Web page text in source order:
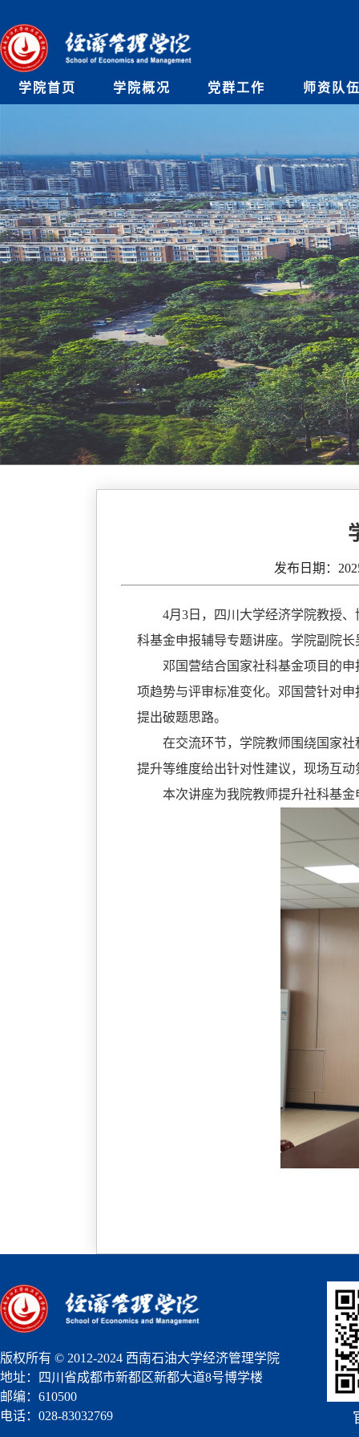
学院首页 学院概况 党群工作 师资队
发布日期：
4月3日，
四川大学经济学院教授
科基金申报辅导专题讲座。学院副院
邓国营结合国家社科基金项目的
项趋势与评审标准变化。邓国营针对申
提出破题思路。
在交流环节， 学院教师 围绕 国家
提升等维度给出针对性建议，现场互动
本次讲座为我院教师提升社科基
版权所有 © 2012-2024 西南石油大学经济管理学院
地址：四川省成都市新都区新都大道8号博学楼
邮编：610500
电话：028-83032769